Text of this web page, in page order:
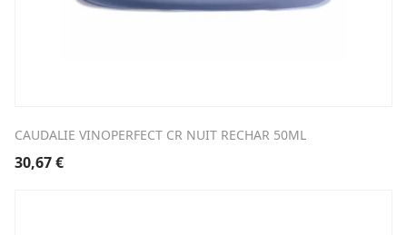
CAUDALIE VINOPERFECT CR NUIT RECHAR 50ML
30,67€